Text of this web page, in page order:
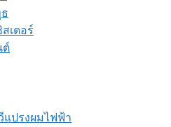
เตอร์
ต์
แปรงผมไฟฟ้า